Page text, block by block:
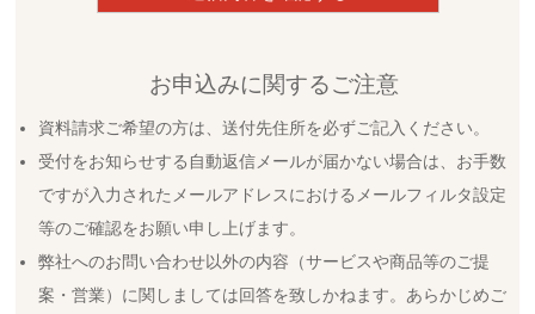
お申込みに関するご注意
資料請求ご希望の方は、送付先住所を必ずご記入ください。
受付をお知らせする自動返信メールが届かない場合は、お手数
ですが入力されたメールアドレスにおけるメールフィルタ設定
等のご確認をお願い申し上げます。
弊社へのお問い合わせ以外の内容（サービスや商品等のご提
案・営業）に関しましては回答を致しかねます。あらかじめご